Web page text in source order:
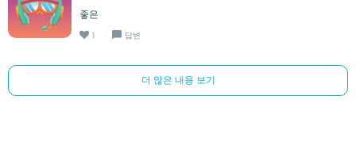
좋은
1 답변
더 많은 내용 보기